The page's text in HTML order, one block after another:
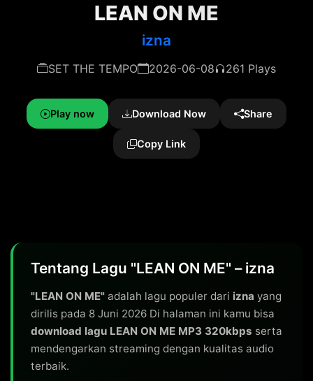
LEAN ON ME
izna
SET THE TEMPO 2026-06-08 261 Plays
Play now Download Now Share
Copy Link
Tentang Lagu "LEAN ON ME" – izna
"LEAN ON ME" adalah lagu populer dari izna yang
dirilis pada 8 Juni 2026 Di halaman ini kamu bisa
download lagu LEAN ON ME MP3 320kbps serta
mendengarkan streaming dengan kualitas audio
terbaik.